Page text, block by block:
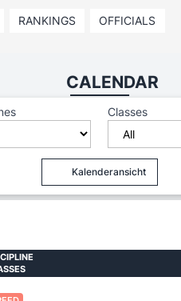
RANKINGS OFFICIALS
CALENDAR
Classes
Kalenderansicht